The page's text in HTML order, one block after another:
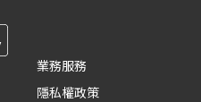
業務服務
隱私權政策